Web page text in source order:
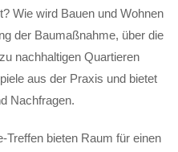
Wie wird Bauen und Wohnen
der Baumaßnahme, über die
nachhaltigen Quartieren
aus der Praxis und bietet
Nachfragen.
Treffen bieten Raum für einen